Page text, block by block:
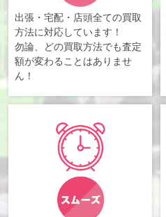
出張・宅配・店頭全ての買取
方法に対応しています！
勿論、どの買取方法でも査定
額が変わることはありませ
ん！